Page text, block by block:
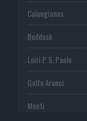
Calangianus
Buddusò
Loiri P. S. Paolo
Golfo Aranci
Monti